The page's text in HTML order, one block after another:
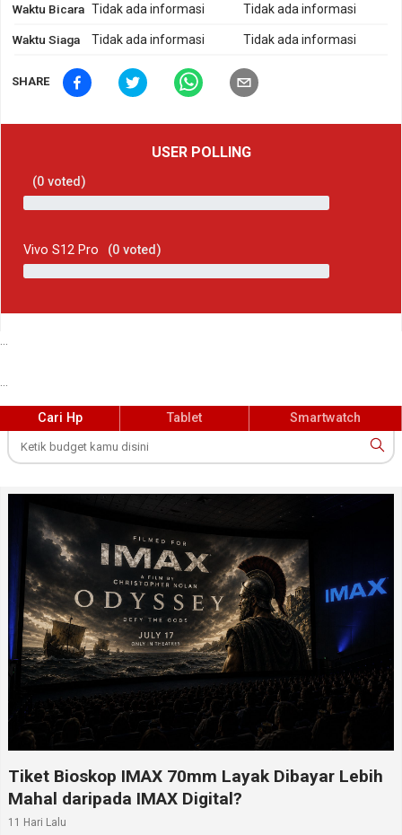
Waktu Bicara Tidak ada informasi Tidak ada informasi
Waktu Siaga Tidak ada informasi Tidak ada informasi
SHARE
USER POLLING
(0 voted)
Vivo S12 Pro (0 voted)
Cari Hp Tablet Smartwatch
Tiket Bioskop IMAX 70mm Layak Dibayar Lebih
Mahal daripada IMAX Digital?
11 Hari Lalu